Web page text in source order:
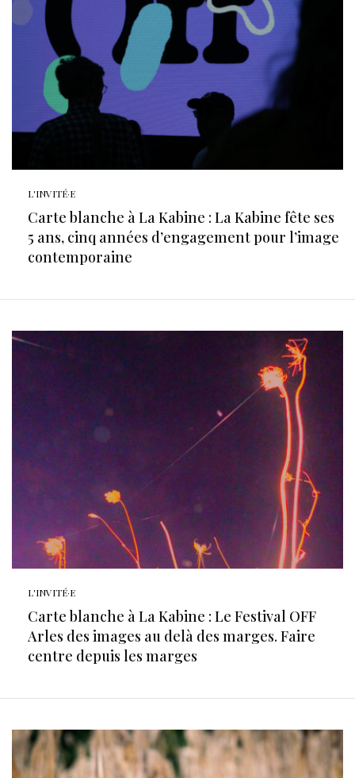
L'INVITÉ·E
Carte blanche à La Kabine : La Kabine fête ses
5 ans, cinq années d’engagement pour l’image
contemporaine
L'INVITÉ·E
Carte blanche à La Kabine : Le Festival OFF
Arles des images au delà des marges. Faire
centre depuis les marges